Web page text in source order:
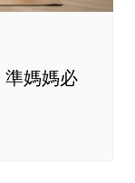
準媽媽必